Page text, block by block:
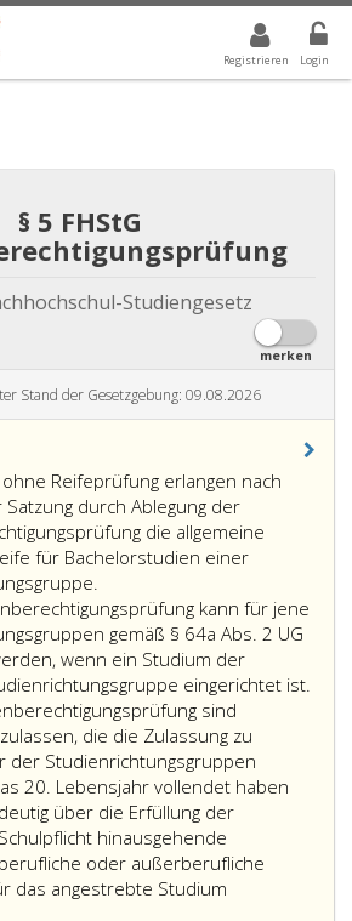
Registrieren Login
GEWÄHLTER WERT IST ALLE
§ 5 FHStG
Studiengesetz
merken
Stand der Gesetzgebung: 09.08.2026
Reifeprüfung erlangen nach
Satzung durch Ablegung der
die allgemeine
für Bachelorstudien einer
kann für jene
gemäß § 64a Abs. 2 UG
wenn ein Studium der
eingerichtet ist.
sind
die die Zulassung zu
der Studienrichtungsgruppen
20. Lebensjahr vollendet haben
über die Erfüllung der
hinausgehende
oder außerberufliche
das angestrebte Studium